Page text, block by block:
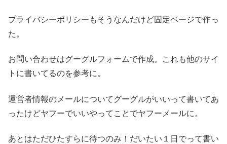
プライバシーポリシーもそうなんだけど固定ページで作っ
た。
お問い合わせはグーグルフォームで作成。これも他のサイ
トに書いてるのを参考に。
運営者情報のメールについてグーグルがいいって書いてあ
ったけどヤフーでいいやってことでヤフーメールに。
あとはただひたすらに待つのみ！だいたい１日でって書い